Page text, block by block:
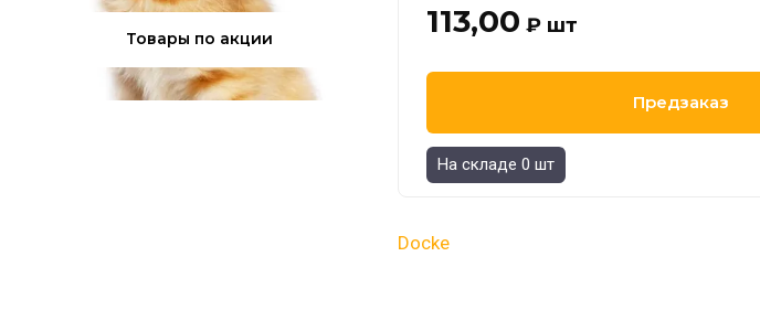
Товары по акции 113,00 ₽ шт
Предзаказ
На складе 0 шт
Docke